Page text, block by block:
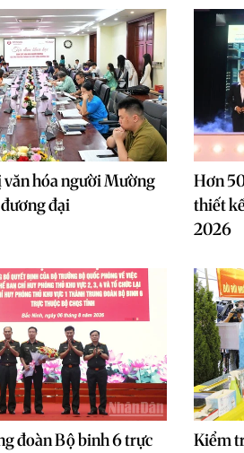
hóa người Mường
đại
Hơn
thiết
2026
đoàn Bộ binh 6 trực
Kiểm